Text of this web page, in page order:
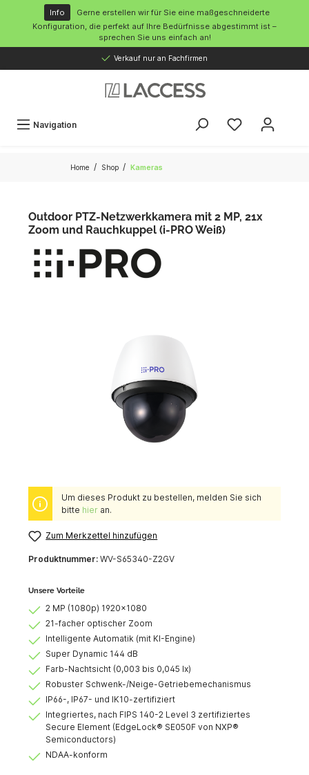
springen
Info
Gerne erstellen wir für Sie eine maßgeschneiderte
Konfiguration, die perfekt auf Ihre Bedürfnisse abgestimmt ist –
sprechen Sie uns einfach an!
Verkauf nur an Fachfirmen
Navigation
Home / Shop / Kameras
Outdoor PTZ-Netzwerkkamera mit 2 MP, 21x
Zoom und Rauchkuppel (i-PRO Weiß)
Um dieses Produkt zu bestellen, melden Sie sich
bitte hieran.
Zum Merkzettel hinzufügen
Produktnummer: WV-S65340-Z2GV
Unsere Vorteile
2 MP (1080p) 1920x1080
21-facher optischer Zoom
Intelligente Automatik (mit KI-Engine)
Super Dynamic 144 dB
Farb-Nachtsicht (0,003 bis 0,045 lx)
Robuster Schwenk-/Neige-Getriebemechanismus
IP66-, IP67- und IK10-zertifiziert
Integriertes, nach FIPS 140-2 Level 3 zertifiziertes
Secure Element (EdgeLock® SE050F von NXP®
Semiconductors)
NDAA-konform